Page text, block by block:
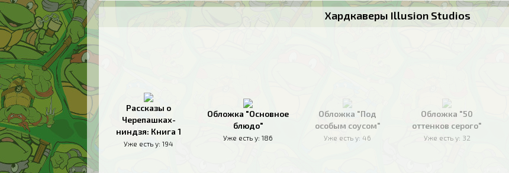
Хардкаверы Illusion Studios
Рассказы о
Черепашках-
ниндзя: Книга 1
Уже есть у: 194
Обложка "Основное
блюдо"
Уже есть у: 186
Обложка "Под
особым соусом"
Уже есть у: 46
Обложка "50
оттенков серого"
Уже есть у: 32